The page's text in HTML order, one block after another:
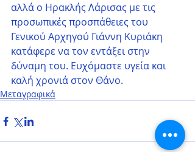
αλλά ο Ηρακλής Λάρισας με τις
προσωπικές προσπάθειες του
Γενικού Αρχηγού Γιάννη Κυριάκη
κατάφερε να τον εντάξει στην
δύναμη του. Ευχόμαστε υγεία και
καλή χρονιά στον Θάνο.
Μεταγραφικά